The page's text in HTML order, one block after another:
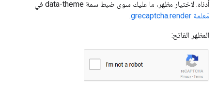
أدناه. لاختيار مظهر، ما عليك سوى ضبط سمة data-theme في
مَعلمة grecaptcha.render
.
المظهر الفاتح: